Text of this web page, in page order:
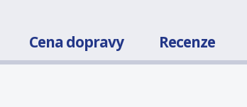
Cena dopravy Recenze